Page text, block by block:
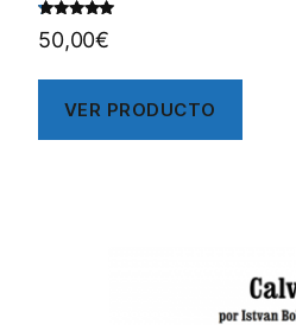
Valorado
con5
.
00de
50,00€
VER PRODUCTO